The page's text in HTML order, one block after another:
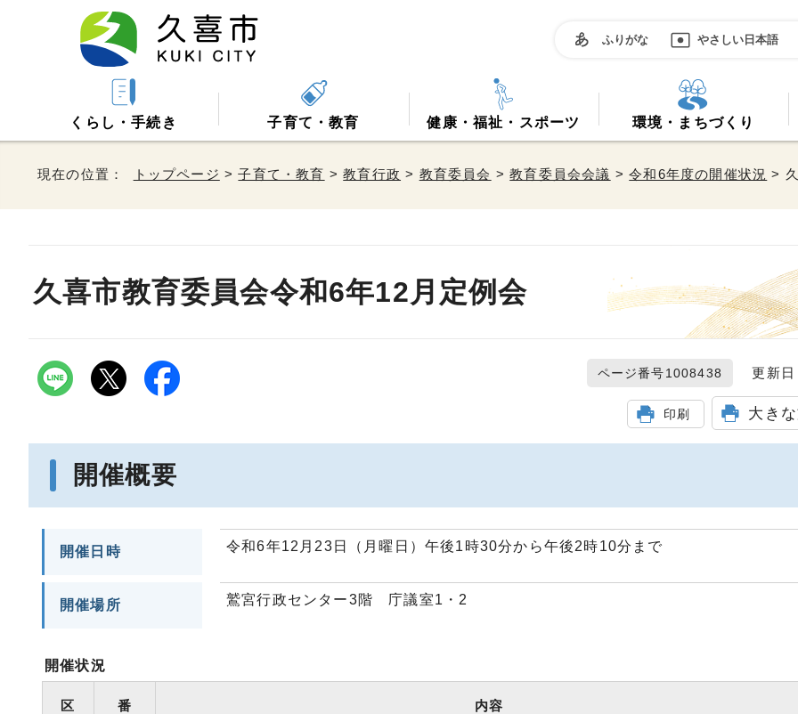
ふりがな やさしい日本語
くらし・手続き 子育て・教育 健康・福祉・スポーツ 環境・まちづくり
現在の位置： トップページ >子育て・教育 >教育行政 > 教育委員会 >教育委員会会議 >令和6年度の開催状況 >
久喜市教育委員会令和6年12月定例会
ページ番号1008438 更新日
印刷 大き
開催概要
開催日時 令和6年12月23日（月曜日）午後1時30分から午後2時10分まで
開催場所 鷲宮行政センター3階 庁議室1・2
開催状況
区
番
内容